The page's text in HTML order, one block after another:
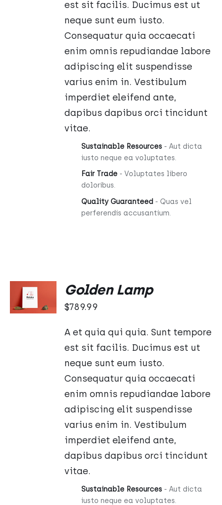
est sit facilis. Ducimus est ut
neque sunt eum iusto.
Consequatur quia occaecati
enim omnis repudiandae labore
adipiscing elit suspendisse
varius enim in. Vestibulum
imperdiet eleifend ante,
dapibus dapibus orci tincidunt
vitae.
Sustainable Resources- Aut dicta
iusto neque ea voluptates.
Fair Trade- Voluptates libero
doloribus.
Quality Guaranteed - Quas vel
perferendis accusantium.
Oceniono
5.00
DO
KOSZYKA
Golden Lamp
$789.99
A et quia qui quia. Sunt tempore
est sit facilis. Ducimus est ut
neque sunt eum iusto.
Consequatur quia occaecati
enim omnis repudiandae labore
adipiscing elit suspendisse
varius enim in. Vestibulum
imperdiet eleifend ante,
dapibus dapibus orci tincidunt
vitae.
Sustainable Resources- Aut dicta
iusto neque ea voluptates.